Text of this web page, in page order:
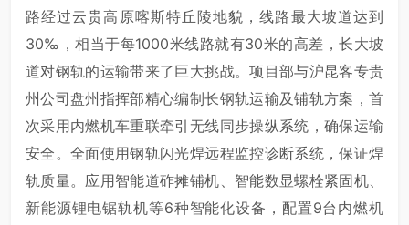
路经过云贵高原喀斯特丘陵地貌，线路最大坡道达到
30‰，相当于每1000米线路就有30米的高差，长大坡
道对钢轨的运输带来了巨大挑战。项目部与沪昆客专贵
州公司盘州指挥部精心编制长钢轨运输及铺轨方案，首
次采用内燃机车重联牵引无线同步操纵系统，确保运输
安全。全面使用钢轨闪光焊远程监控诊断系统，保证焊
轨质量。应用智能道砟摊铺机、智能数显螺栓紧固机、
新能源锂电锯轨机等6种智能化设备，配置9台内燃机